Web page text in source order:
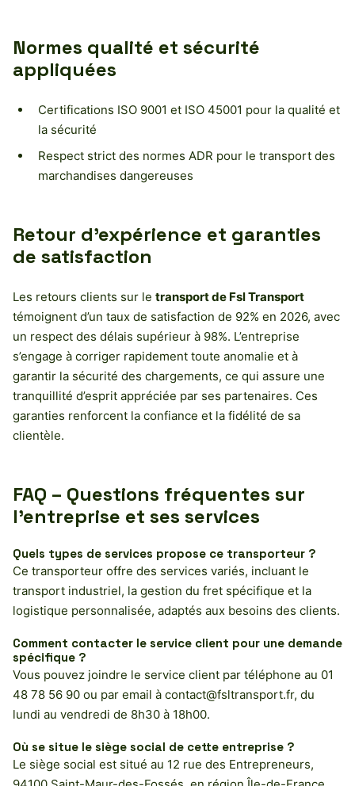
Normes qualité et sécurité
appliquées
Certifications ISO 9001 et ISO 45001 pour la qualité et
la sécurité
Respect strict des normes ADR pour le transport des
marchandises dangereuses
Retour d’expérience et garanties
de satisfaction
Les retours clients sur le transport de Fsl Transport
témoignent d’un taux de satisfaction de 92% en 2026, avec
un respect des délais supérieur à 98%. L’entreprise
s’engage à corriger rapidement toute anomalie et à
garantir la sécurité des chargements, ce qui assure une
tranquillité d’esprit appréciée par ses partenaires. Ces
garanties renforcent la confiance et la fidélité de sa
clientèle.
FAQ – Questions fréquentes sur
l’entreprise et ses services
Quels types de services propose ce transporteur ?
Ce transporteur offre des services variés, incluant le
transport industriel, la gestion du fret spécifique et la
logistique personnalisée, adaptés aux besoins des clients.
Comment contacter le service client pour une demande
spécifique ?
Vous pouvez joindre le service client par téléphone au 01
48 78 56 90 ou par email à contact@fsltransport.fr, du
lundi au vendredi de 8h30 à 18h00.
Où se situe le siège social de cette entreprise ?
Le siège social est situé au 12 rue des Entrepreneurs,